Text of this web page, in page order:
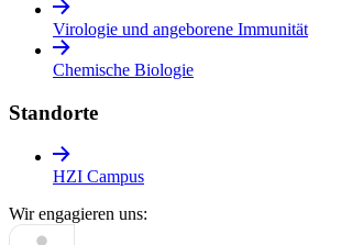
Virologie und angeborene Immunität
Chemische Biologie
Standorte
HZI Campus
Wir engagieren uns: